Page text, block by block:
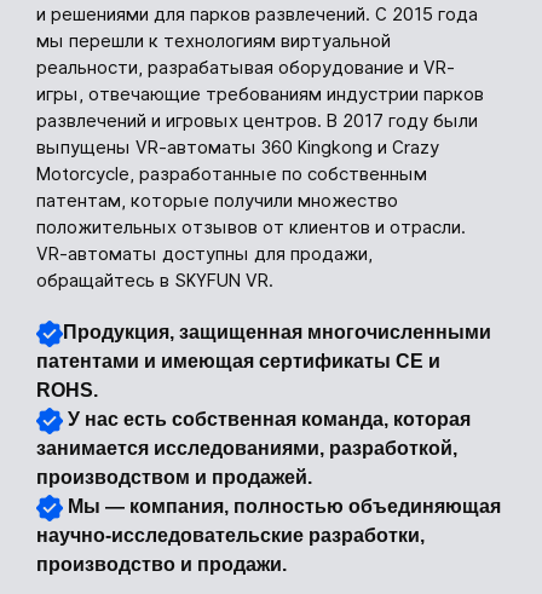
и решениями для парков развлечений. С 2015 года
мы перешли к технологиям виртуальной
реальности, разрабатывая оборудование и VR-
игры, отвечающие требованиям индустрии парков
развлечений и игровых центров. В 2017 году были
выпущены VR-автоматы 360 Kingkong и Crazy
Motorcycle, разработанные по собственным
патентам, которые получили множество
положительных отзывов от клиентов и отрасли.
VR-автоматы доступны для продажи,
обращайтесь в SKYFUN VR.
Продукция, защищенная многочисленными
патентами и имеющая сертификаты CE и
ROHS.
У нас есть собственная команда, которая
занимается исследованиями, разработкой,
производством и продажей.
Мы — компания, полностью объединяющая
научно-исследовательские разработки,
производство и продажи.